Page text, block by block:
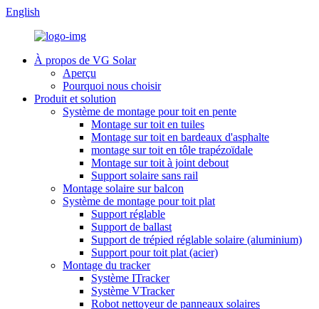
English
À propos de VG Solar
Aperçu
Pourquoi nous choisir
Produit et solution
Système de montage pour toit en pente
Montage sur toit en tuiles
Montage sur toit en bardeaux d'asphalte
montage sur toit en tôle trapézoïdale
Montage sur toit à joint debout
Support solaire sans rail
Montage solaire sur balcon
Système de montage pour toit plat
Support réglable
Support de ballast
Support de trépied réglable solaire (aluminium)
Support pour toit plat (acier)
Montage du tracker
Système ITracker
Système VTracker
Robot nettoyeur de panneaux solaires